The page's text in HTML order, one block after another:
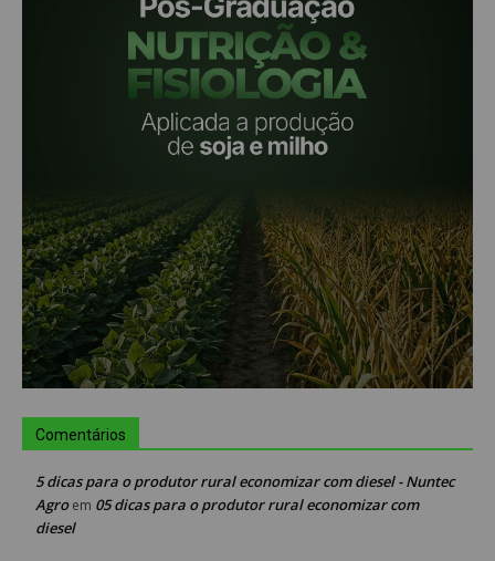
Comentários
5 dicas para o produtor rural economizar com diesel - Nuntec
Agroem 05 dicas para o produtor rural economizar com
diesel